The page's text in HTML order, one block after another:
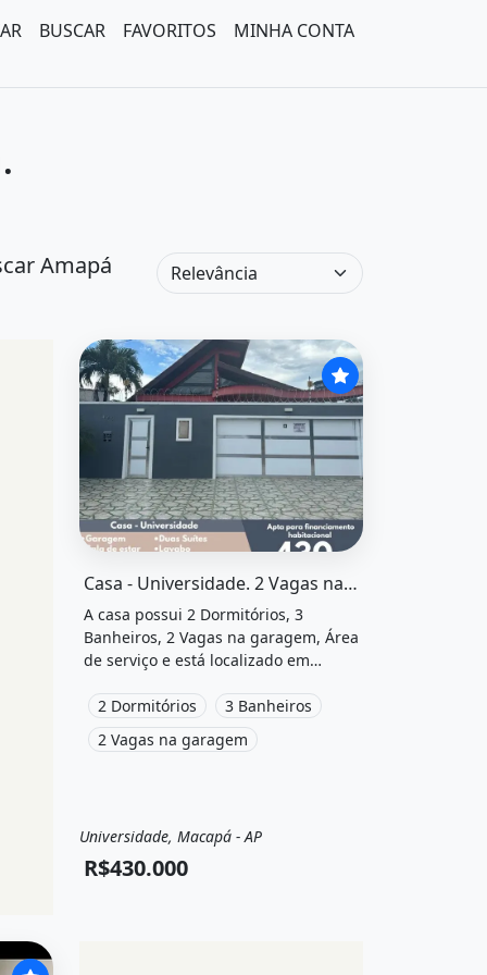
BUSCAR FAVORITOS MINHA CONTA
Amapá
R$800 /mês e está localizado
Casa - Universidade. 2 Vagas na garageme2 Dormitórios
A casa possui 2 Dormitórios, 3
Banheiros, 2 Vagas na garagem, Área
de serviço e está localizado em
Ap à venda por R$430.000.
2 Dormitórios
3 Banheiros
2 Vagas na garagem
Venda Casa
Universidade, Macapá - AP
R$430.000